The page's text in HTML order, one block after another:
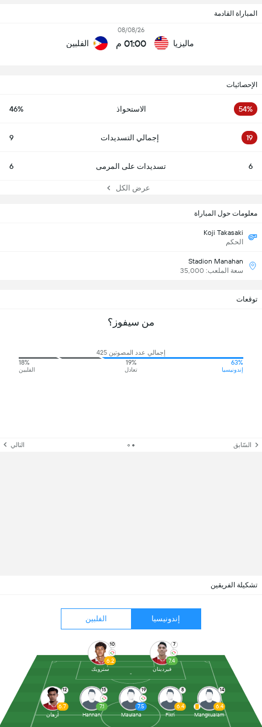
المباراة القادمة
ماليزيا
08/08/26
01:00 م الفلبين
الإحصائيات
54% الاستحواذ 46%
19 إجمالي التسديدات 9
6 تسديدات على المرمى 6
عرض الكل
تشكيلة الفريقين
إندونيسيا الفلبين
12
6.7
أرهان
15
7.1
Hannan
19
7.5
Maulana
8
6.4
Fikri
14
6.4
Mangkualam
10
6.2
سترويك
7
7.4
فيردينان
معلومات حول المباراة
Koji Takasaki
الحكم
Stadion Manahan
سعة الملعب: 35,000
توقعات
من سيفوز؟
إجمالي عدد المصوتين 425
63%
إندونيسيا
19%
تعادل
18%
الفلبين
السّابق التالي